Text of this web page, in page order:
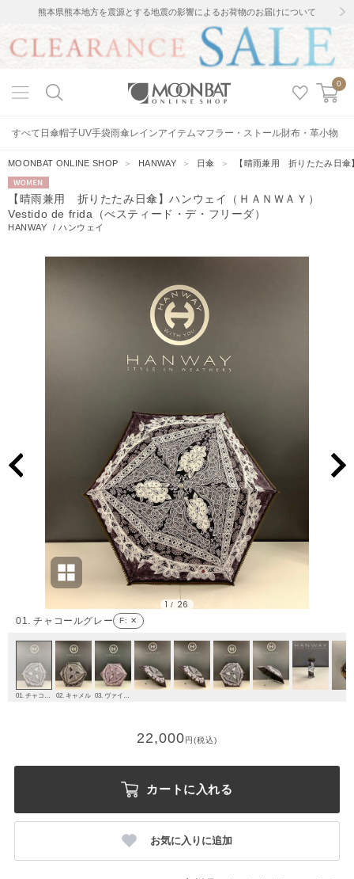
熊本県熊本地方を震源とする地震の影響によるお荷物のお届けについて
0
すべて 日傘帽子UV手袋雨傘レインアイテムマフラー・ストール財布・革小物
MOONBAT ONLINE SHOP ＞ HANWAY ＞ 日傘 ＞ 【晴雨兼用 折りたたみ日傘
WOMEN
【晴雨兼用 折りたたみ日傘】ハンウェイ（ＨＡＮＷＡＹ）
Vestido de frida（べスティード・デ・フリーダ）
HANWAY /ハンウェイ
01. チャコールグレー F: ✕
1 / 26
02. キャメル
22,000円(税込)
カートに入れる
お気に入りに追加